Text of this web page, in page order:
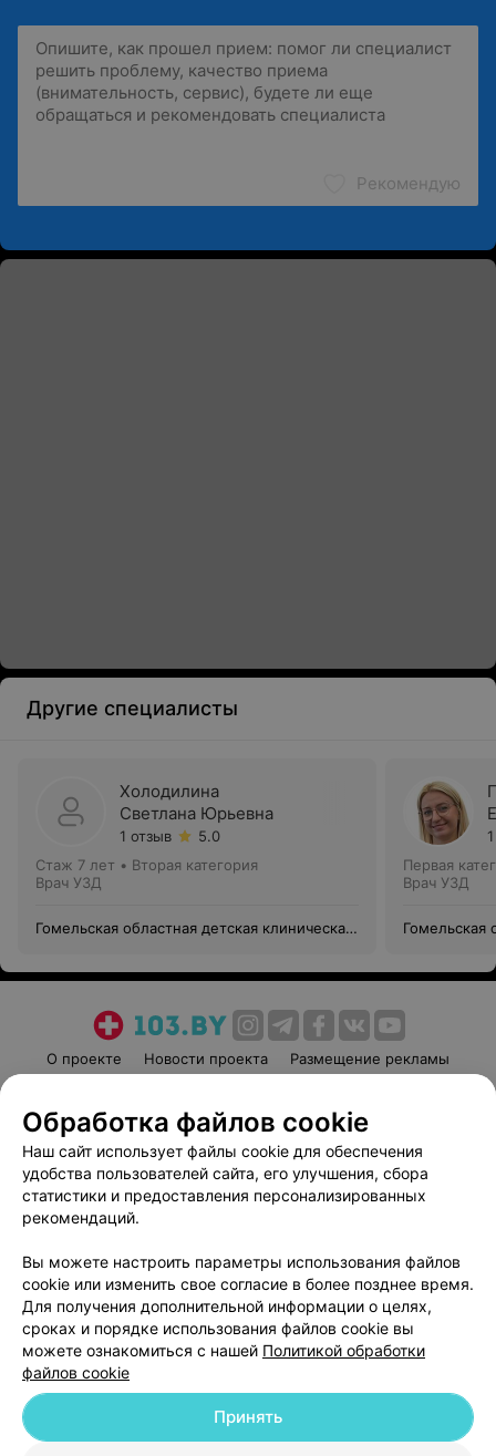
Рекомендую
Другие специалисты
Холодилина
Светлана Юрьевна
1 отзыв
5.0
Стаж 7 лет • Вторая категория
Врач УЗД
Гомельская областная детская клиническая
Первая
Врач УЗД
Гомельская
О проекте Новости проекта
Размещение рекламы
Пользовательское соглашение
Способы оплаты
Вакансии
Партнеры
Написать руководителю 103.by
Обработка персональных данных
© 2026 ООО «Артокс Лаб», УНП 191700409
| 220012, Республика Беларусь,
Обработка файлов cookie
Наш сайт использует файлы cookie для обеспечения
удобства пользователей сайта, его улучшения, сбора
статистики и предоставления персонализированных
рекомендаций.
Вы можете настроить параметры использования файлов
cookie или изменить свое согласие в более позднее время.
Для получения дополнительной информации о целях,
сроках и порядке использования файлов cookie вы
можете ознакомиться с нашей Политикой обработки
файлов cookie
Принять